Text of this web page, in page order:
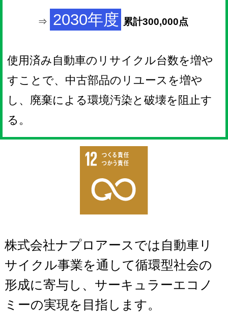
⇒ 2030年度 累計300,000点
使用済み自動車のリサイクル台数を増や
すことで、中古部品のリユースを増や
し、廃棄による環境汚染と破壊を阻止す
る。
株式会社ナプロアースでは自動車リ
サイクル事業を通して循環型社会の
形成に寄与し、サーキュラーエコノ
ミーの実現を目指します。